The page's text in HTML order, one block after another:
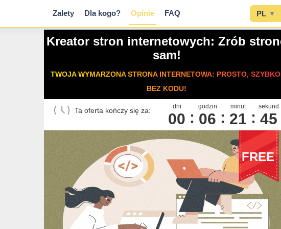
Zalety Dla kogo? Opinie FAQ PL ▾
Kreator stron internetowych: Zrób
sam!
TWOJA WYMARZONA STRONA INTERNETOWA: PROSTO,
BEZ KODU!
Ta oferta kończy się za: dni
00
godzin
06
minut
21
sekund
44
FREE